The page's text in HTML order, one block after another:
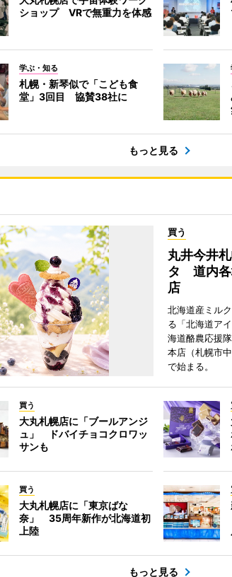
ショップ VRで無重力を体感
学ぶ・知る
札幌・新琴似で「こども食
堂」3回目 協賛38社に
もっと見る
買う
丸井今井
タ 道内各
店
北海道産ミル
る「北海道ア
海道酪農応援
本店（札幌市
で始まる。
買う
大丸札幌店に「ブールアンジ
ュ」 ドバイチョコクロワッ
サンも
買う
大丸札幌店に「東京ばな
奈」 35周年新作が北海道初
上陸
もっと見る